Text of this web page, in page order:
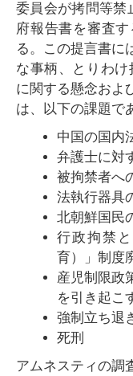
委員会が拷問等禁
府報告書を審査
る。この提言書に
な事柄、とりわ
に関する懸念およ
は、以下の課題で
中国の国内
弁護士に対
被拘禁者へ
法執行器具
北朝鮮国民
行政拘禁
育）」制度
産児制限政
を引き起こ
強制立ち退
死刑
アムネスティの調